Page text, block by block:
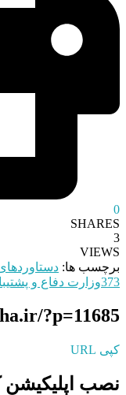
0
SHARES
3
VIEWS
برچسب ها:
373وزارت دفاع و
?p=11685
کپی URL
نصب اپلیکیشن